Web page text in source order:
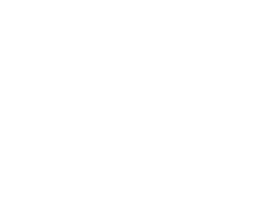
ビスでの取引実績があります
ものではありません
間以内＆設定した発送日数内に発送してい